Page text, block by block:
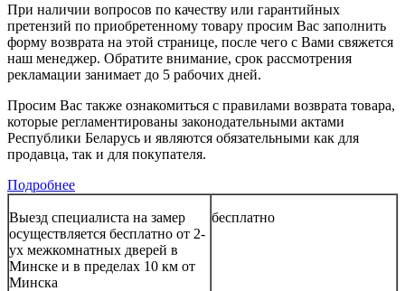
При наличии вопросов по качеству или гарантийных
претензий по приобретенному товару просим Вас заполнить
форму возврата на этой странице, после чего с Вами свяжется
наш менеджер. Обратите внимание, срок рассмотрения
рекламации занимает до 5 рабочих дней.
Просим Вас также ознакомиться с правилами возврата товара,
которые регламентированы законодательными актами
Республики Беларусь и являются обязательными как для
продавца, так и для покупателя.
Подробнее
Выезд специалиста на замер
осуществляется бесплатно от 2-
ух межкомнатных дверей в
Минске и в пределах 10 км от
Минска
бесплатно